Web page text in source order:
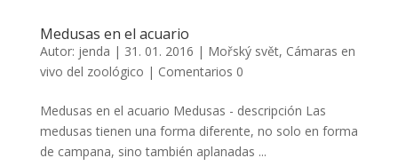
Medusas en el acuario
Autor: jenda | 31. 01. 2016 | Mořský svět, Cámaras en
vivo del zoológico | Comentarios 0
Medusas en el acuario Medusas - descripción Las
medusas tienen una forma diferente, no solo en forma
de campana, sino también aplanadas ...